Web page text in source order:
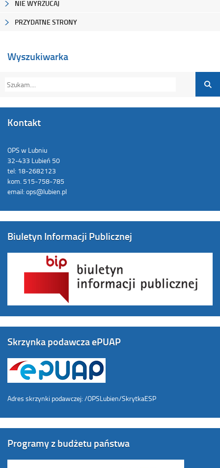
NIE WYRZUCAJ
PRZYDATNE STRONY
Wyszukiwarka
Kontakt
OPS w Lubniu
32-433 Lubień 50
tel: 18-2682123
kom. 515-758-785
email: ops@lubien.pl
Biuletyn Informacji Publicznej
Skrzynka podawcza ePUAP
Adres skrzynki podawczej: /OPSLubien/SkrytkaESP
Programy z budżetu państwa